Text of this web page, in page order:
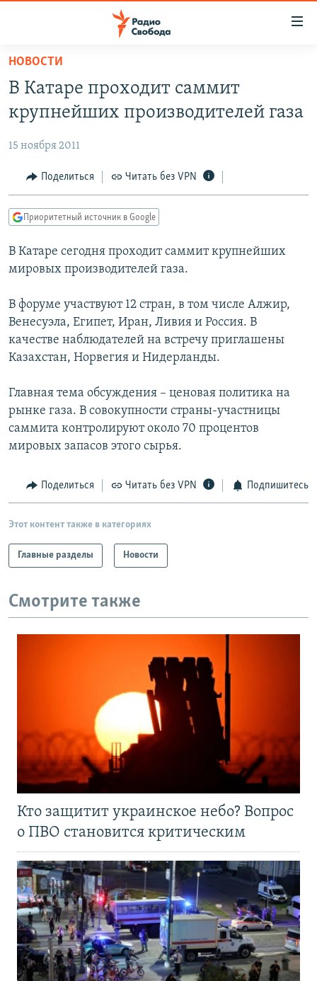
упрощенного
доступа
основному
Вернутся
главной
навигации
Вернутся
ПОДКАСТЫ
АВТОРСКИЕ ПРОЕКТЫ
ЦИТАТЫ СВОБОДЫ
МНЕНИЯ
IDEL.РЕАЛИИ
КАВКАЗ.РЕАЛИИ
СЕВЕР.РЕАЛИИ
СИБИРЬ.РЕАЛИИ
РАСПИСАНИЕ ВЕЩАНИЯ
ПОДПИШИТЕСЬ НА РАССЫЛКУ
СОЦИАЛЬНЫЕ СЕТИ
Все сайты РСЕ/РС
НОВОСТИ
В Катаре проходит саммит
крупнейших производителей газа
15 ноября 2011
Поделиться Читать без VPN
Приоритетный источник в Google
В Катаре сегодня проходит саммит крупнейших
мировых производителей газа.
В форуме участвуют 12 стран, в том числе Алжир,
Венесуэла, Египет, Иран, Ливия и Россия. В
качестве наблюдателей на встречу приглашены
Казахстан, Норвегия и Нидерланды.
Главная тема обсуждения – ценовая политика на
рынке газа. В совокупности страны-участницы
саммита контролируют около 70 процентов
мировых запасов этого сырья.
Поделиться Читать без VPN Подпишитесь
Этот контент также в категориях
Главные разделы Новости
Смотрите также
Кто защитит украинское небо? Вопрос
о ПВО становится критическим